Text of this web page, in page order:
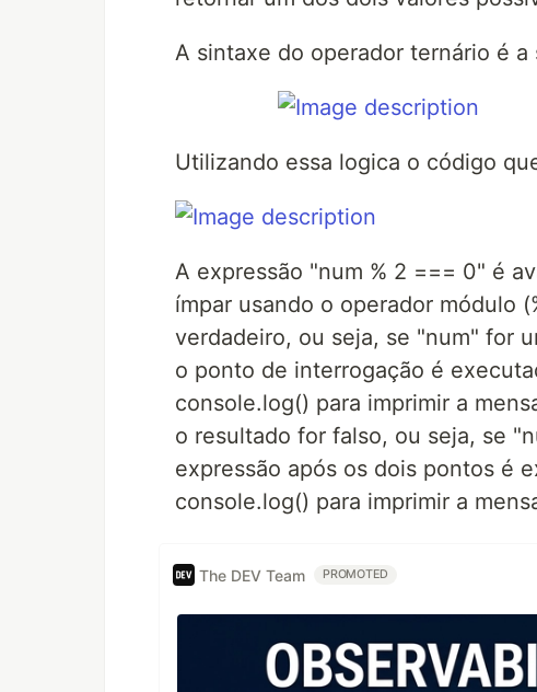
A sintaxe do operador ternário é a
Utilizando essa logica o código
A expressão "num % 2 === 0" é
ímpar usando o operador módulo
verdadeiro, ou seja, se "num" for
o ponto de interrogação é
console.log() para imprimir a
o resultado for falso, ou seja, se
expressão após os dois pontos é
console.log() para imprimir a
The DEV Team PROMOTED